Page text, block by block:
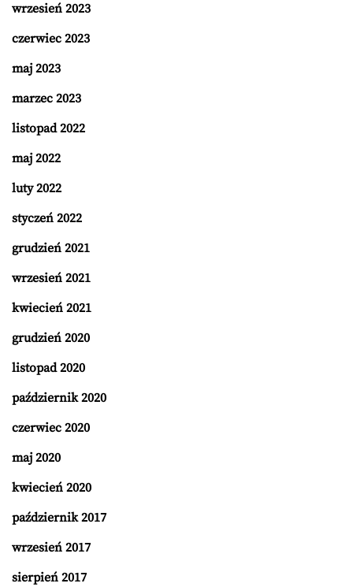
wrzesień 2023
czerwiec 2023
maj 2023
marzec 2023
listopad 2022
maj 2022
luty 2022
styczeń 2022
grudzień 2021
wrzesień 2021
kwiecień 2021
grudzień 2020
listopad 2020
październik 2020
czerwiec 2020
maj 2020
kwiecień 2020
październik 2017
wrzesień 2017
sierpień 2017